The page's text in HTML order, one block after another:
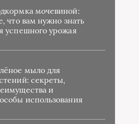
мочевиной:
что вам нужно знать
успешного урожая
мыло для
секреты,
и
использования